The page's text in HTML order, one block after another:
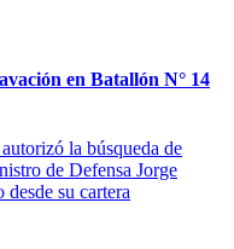
en Batallón N° 14
la búsqueda de
de Defensa Jorge
su cartera